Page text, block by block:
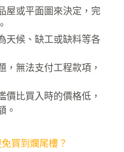
屋或平面圖來決定，完
天候、缺工或缺料等各
，無法支付工程款項，
價比買入時的價格低，
。
買到爛尾樓？